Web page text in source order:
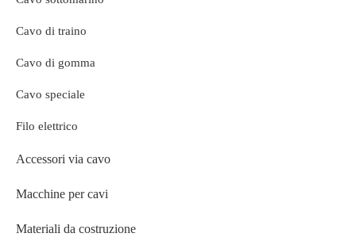
Cavo di traino
Cavo di gomma
Cavo speciale
Filo elettrico
Accessori via cavo
Macchine per cavi
Materiali da costruzione